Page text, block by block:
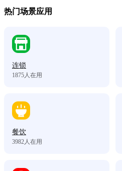
热门场景应用
连锁
1875人在用
餐饮
3982人在用